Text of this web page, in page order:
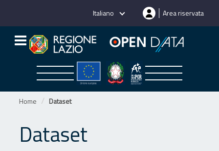
Italiano Area riservata
Home Dataset
Dataset